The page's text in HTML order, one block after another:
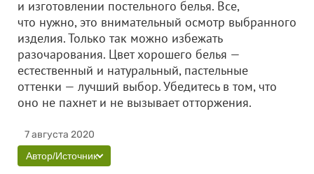
и изготовлении постельного белья. Все,
что нужно, это внимательный осмотр выбранного
изделия. Только так можно избежать
разочарования. Цвет хорошего белья —
естественный и натуральный, пастельные
оттенки — лучший выбор. Убедитесь в том, что
оно не пахнет и не вызывает отторжения.
7 августа 2020
Автор/Источник